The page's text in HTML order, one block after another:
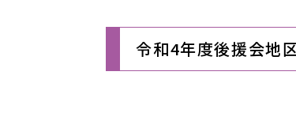
令和4年度後援会地